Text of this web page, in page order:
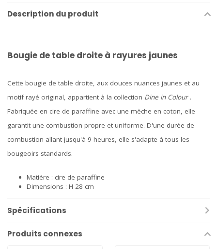
Description du produit
Bougie de table droite à rayures jaunes
Cette bougie de table droite, aux douces nuances jaunes et au
motif rayé original, appartient à la collection Dine in Colour.
Fabriquée en cire de paraffine avec une mèche en coton, elle
garantit une combustion propre et uniforme. D'une durée de
combustion allant jusqu'à 9 heures, elle s'adapte à tous les
bougeoirs standards.
Matière : cire de paraffine
Dimensions : H 28 cm
Spécifications
Produits connexes